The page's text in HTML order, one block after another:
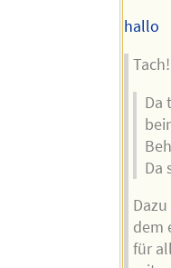
hallo
Tach!
Da
Da
dem
für